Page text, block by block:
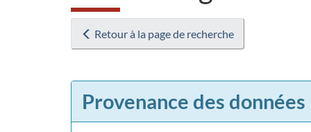
Retour à la page de recherche
Provenance des données